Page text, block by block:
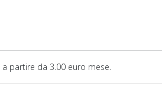
a partire da 3.00 euro mese.